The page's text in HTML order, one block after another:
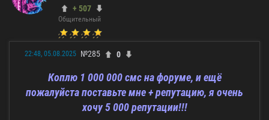
+ 507
Общительный
22:48, 05.08.2025 №285 0
Коплю 1 000 000 смс на форуме, и ещё
пожалуйста поставьте мне + репутацию, я очень
хочу 5 000 репутации!!!